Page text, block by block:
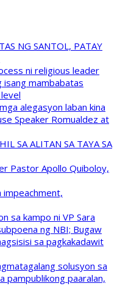
NG SANTOL, PATAY
ni religious leader
isang mambabatas
alegasyon laban kina
Speaker Romualdez at
SA ALITAN SA TAYA SA
Pastor Apollo Quiboloy,
impeachment,
sa kampo ni VP Sara
ng NBI; Bugaw
sa pagkakadawit
solusyon sa
pampublikong paaralan,